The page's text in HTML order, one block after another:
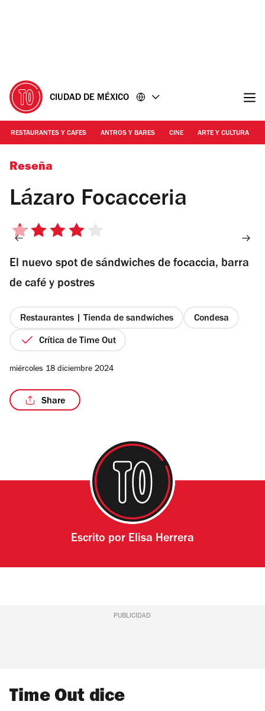
CIUDAD DE MÉXICO
RESTAURANTES Y CAFES ANTROS Y BARES CINE ARTE Y CULTURA
Foto: Alejandra Carbajal
Reseña
Lázaro Focacceria
4
5
estrellas
El nuevo spot de sándwiches de focaccia, barra
de café y postres
Restaurantes | Tienda de sandwiches Condesa
Crítica de Time Out
miércoles 18 diciembre 2024
Share
Escrito por Elisa Herrera
PUBLICIDAD
Time Out dice